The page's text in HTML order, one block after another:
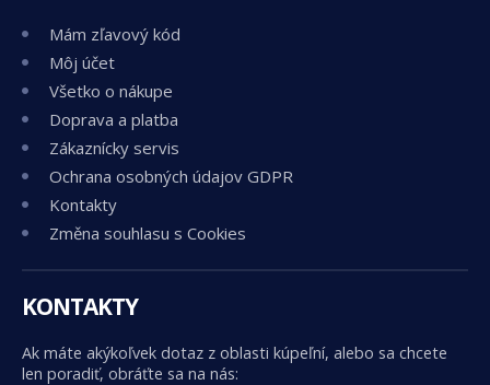
Mám zľavový kód
Môj účet
Všetko o nákupe
Doprava a platba
Zákaznícky servis
Ochrana osobných údajov GDPR
Kontakty
Změna souhlasu s Cookies
KONTAKTY
Ak máte akýkoľvek dotaz z oblasti kúpeľní, alebo sa chcete
len poradiť, obráťte sa na nás: